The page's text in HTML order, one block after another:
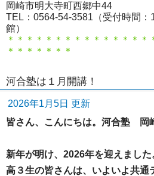
岡崎市明大寺町西郷中44
TEL：0564-54-3581（受付時間
館）
＊＊＊＊＊＊＊＊＊＊＊＊＊＊＊
＊＊＊＊＊＊＊
河合塾は１月開講！
2026年1月5日 更新
皆さん、こんにちは。河合塾 岡
新年が明け、2026年を迎えました
高３生の皆さんは、いよいよ共通